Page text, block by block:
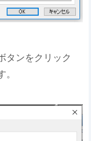
タンをクリック